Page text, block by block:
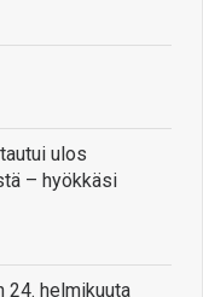
ulos
– hyökkäsi
24. helmikuuta